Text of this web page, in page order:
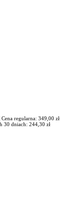
Cena regularna: 349,00 zł
30 dniach: 244,30 zł